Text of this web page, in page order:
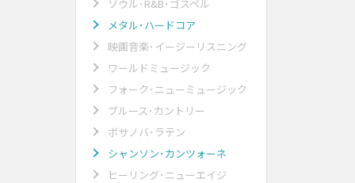
ソウル･R&B･ゴスペル
メタル･ハードコア
映画音楽･イージーリスニング
ワールドミュージック
フォーク･ニューミュージック
ブルース･カントリー
ボサノバ･ラテン
シャンソン･カンツォーネ
ヒーリング･ニューエイジ